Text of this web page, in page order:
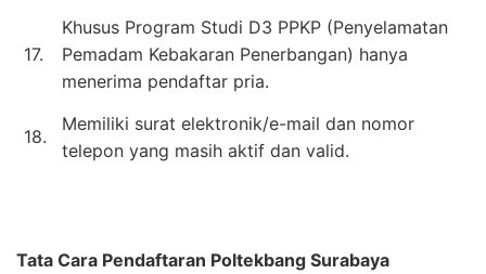
17.
Khusus Program Studi D3 PPKP (Penyelamatan
Pemadam Kebakaran Penerbangan) hanya
menerima pendaftar pria.
18.
Memiliki surat elektronik/e-mail dan nomor
telepon yang masih aktif dan valid.
Tata Cara Pendaftaran Poltekbang Surabaya